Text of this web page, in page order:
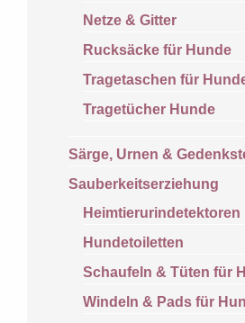
Netze & Gitter
Rucksäcke für Hunde
Tragetaschen für
Tragetücher Hunde
Särge, Urnen &
Sauberkeitserziehung
Heimtierurindetektoren
Hundetoiletten
Schaufeln & Tüten für
Windeln & Pads für